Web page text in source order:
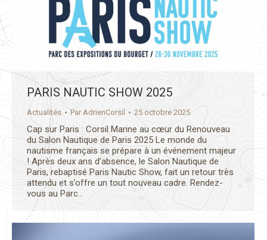
PARIS NAUTIC SHOW 2025
Actualités ParAdrienCorsil 25 octobre 2025
Cap sur Paris : Corsil Marine au cœur du Renouveau
du Salon Nautique de Paris 2025 Le monde du
nautisme français se prépare à un événement majeur
! Après deux ans d’absence, le Salon Nautique de
Paris, rebaptisé Paris Nautic Show, fait un retour très
attendu et s’offre un tout nouveau cadre. Rendez-
vous au Parc…